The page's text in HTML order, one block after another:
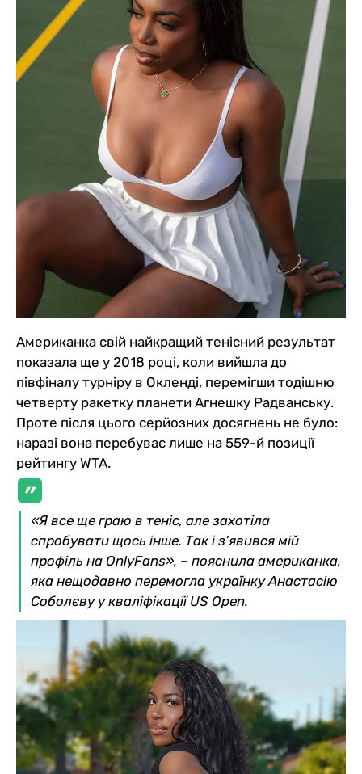
Американка свій найкращий тенісний результат
показала ще у 2018 році, коли вийшла до
півфіналу турніру в Окленді, перемігши тодішню
четверту ракетку планети Агнешку Радванську.
Проте після цього серйозних досягнень не було:
наразі вона перебуває лише на 559-й позиції
рейтингу WTA.
«Я все ще граю в теніс, але захотіла
спробувати щось інше. Так і з’явився мій
профіль на OnlyFans», – пояснила американка,
яка нещодавно перемогла українку Анастасію
Соболєву у кваліфікації US Open.